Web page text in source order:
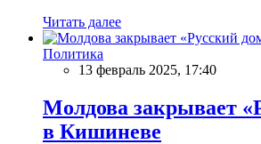
Читать далее
Политика
13 февраль 2025, 17:40
Молдова закрывает
в Кишиневе